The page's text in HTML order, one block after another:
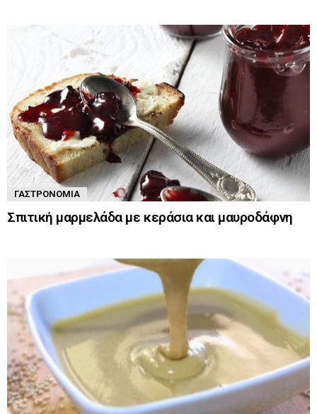
ΓΑΣΤΡΟΝΟΜΊΑ
Σπιτική μαρμελάδα με κεράσια και μαυροδάφνη